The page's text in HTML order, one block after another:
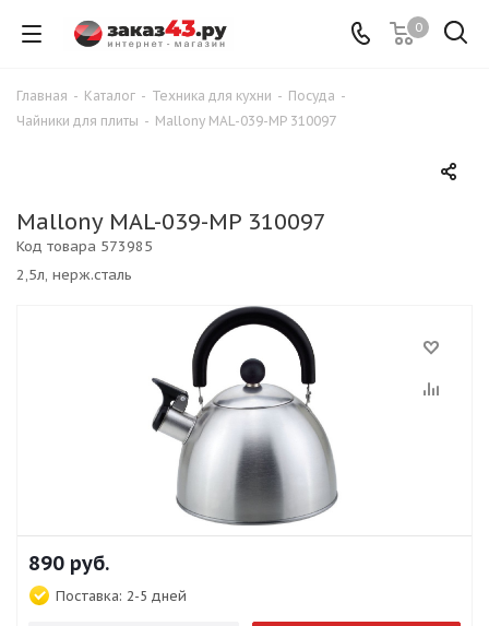
0
Главная - Каталог - Техника для кухни - Посуда -
Чайники для плиты - Mallony MAL-039-MP 310097
Mallony MAL-039-MP 310097
2,5л, нерж.сталь
Код товара 573985
890 руб.
Поставка: 2-5 дней